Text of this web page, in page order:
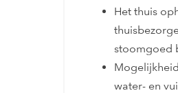
Het thuis
stoomgoed
water- en